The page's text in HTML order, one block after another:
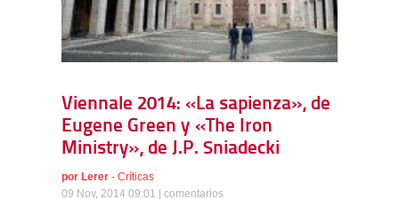
Viennale 2014: «La sapienza», de
Eugene Green y «The Iron
Ministry», de J.P. Sniadecki
por Lerer - Críticas
09 Nov, 2014 09:01 | comentarios